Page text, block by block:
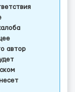
автор